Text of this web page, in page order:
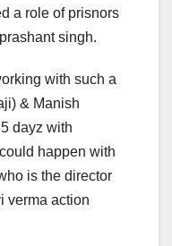
a role of prisnors
singh.
with such a
& Manish
dayz with
happen with
is the director
verma action